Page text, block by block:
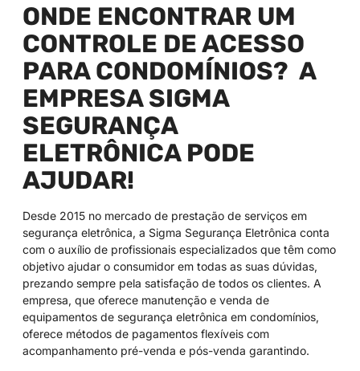
ONDE ENCONTRAR UM
CONTROLE DE ACESSO
PARA CONDOMÍNIOS? A
EMPRESA SIGMA
SEGURANÇA
ELETRÔNICA PODE
AJUDAR!
Desde 2015 no mercado de prestação de serviços em
segurança eletrônica, a Sigma Segurança Eletrônica conta
com o auxílio de profissionais especializados que têm como
objetivo ajudar o consumidor em todas as suas dúvidas,
prezando sempre pela satisfação de todos os clientes. A
empresa, que oferece manutenção e venda de
equipamentos de segurança eletrônica em condomínios,
oferece métodos de pagamentos flexíveis com
acompanhamento pré-venda e pós-venda garantindo.